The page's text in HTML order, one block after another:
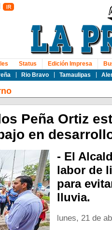
Rio Bravo Tamaulipas
Status Edición Impresa
Peña Ortiz
en
- El
labor de
para
lluvia.
lunes, 21 de